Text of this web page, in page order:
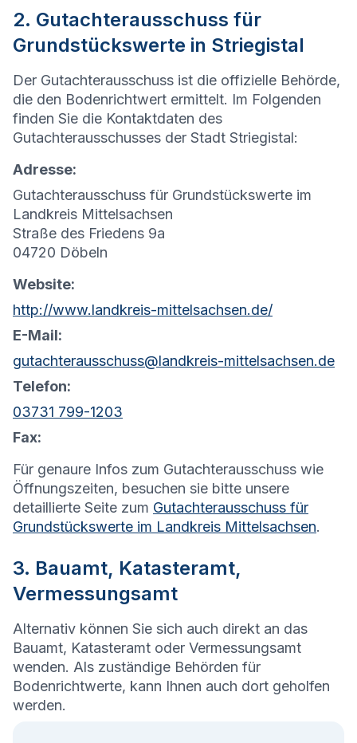
2. Gutachterausschuss für
Grundstückswerte in Striegistal
Der Gutachterausschuss ist die offizielle Behörde,
die den Bodenrichtwert ermittelt. Im Folgenden
finden Sie die Kontaktdaten des
Gutachterausschusses der Stadt Striegistal:
Adresse:
Gutachterausschuss für Grundstückswerte im
Landkreis Mittelsachsen
Straße des Friedens 9a
04720 Döbeln
Website:
http://www.landkreis-mittelsachsen.de/
E-Mail:
gutachterausschuss@landkreis-mittelsachsen.de
Telefon:
03731 799-1203
Fax:
Für genaure Infos zum Gutachterausschuss wie
Öffnungszeiten, besuchen sie bitte unsere
detaillierte Seite zum Gutachterausschuss für
Grundstückswerte im Landkreis Mittelsachsen.
3. Bauamt, Katasteramt,
Vermessungsamt
Alternativ können Sie sich auch direkt an das
Bauamt, Katasteramt oder Vermessungsamt
wenden. Als zuständige Behörden für
Bodenrichtwerte, kann Ihnen auch dort geholfen
werden.